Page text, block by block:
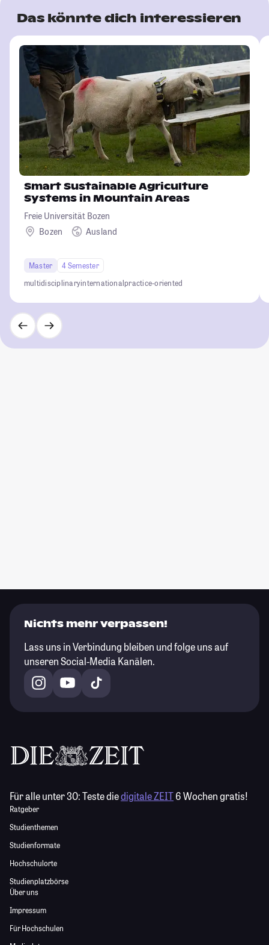
Das könnte dich interessieren
Smart Sustainable Agriculture
Systems in Mountain Areas
Freie Universität Bozen
Bozen
Ausland
Master
4 Semester
multidisciplinaryinternationalpractice-oriented
Nichts mehr verpassen!
Lass uns in Verbindung bleiben und folge uns auf
unseren Social-Media Kanälen.
Für alle unter 30:Teste diedigitale ZEIT6 Wochen gratis!
Ratgeber
Studienthemen
Studienformate
Hochschulorte
Studienplatzbörse
Über uns
Impressum
Für Hochschulen